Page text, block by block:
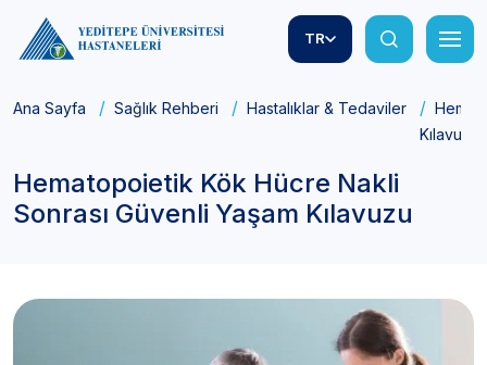
TR
Ana Sayfa Sağlık Rehberi Hastalıklar & Tedaviler
Kılavuzu
Hematopoietik Kök Hücre Nakli
Sonrası Güvenli Yaşam Kılavuzu